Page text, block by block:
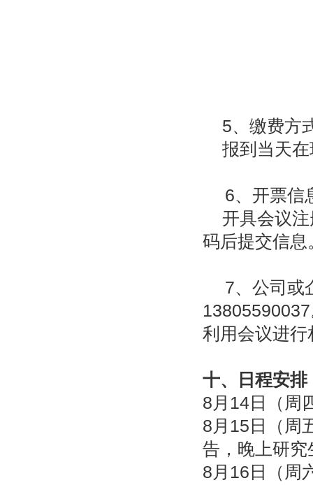
5、缴费方
报到当天
6、 开票信
开具会议
码后提交信息
7、公司或
13805590037
利用会议进
十、日程安排
8 月 14日（周
8 月 15 日（周
告，晚上研究
8 月 16 日（周